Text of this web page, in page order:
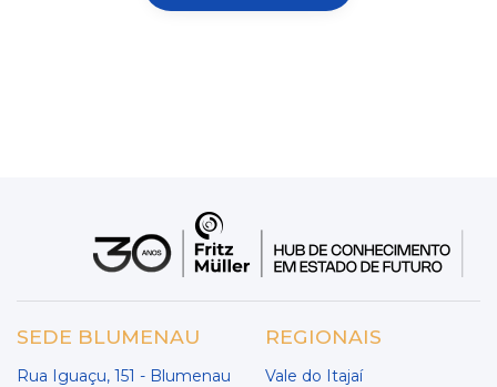
SEDE BLUMENAU
Rua Iguaçu, 151 - Blumenau
REGIONAIS
Vale do Itajaí